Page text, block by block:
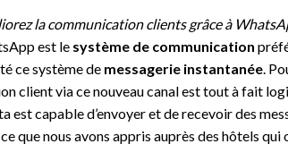
la communication clients grâce à
est le système de communication
ce système de messagerie instantanée.
client via ce nouveau canal est tout à fait
est capable d’envoyer et de recevoir des
que nous avons appris auprès des hôtels